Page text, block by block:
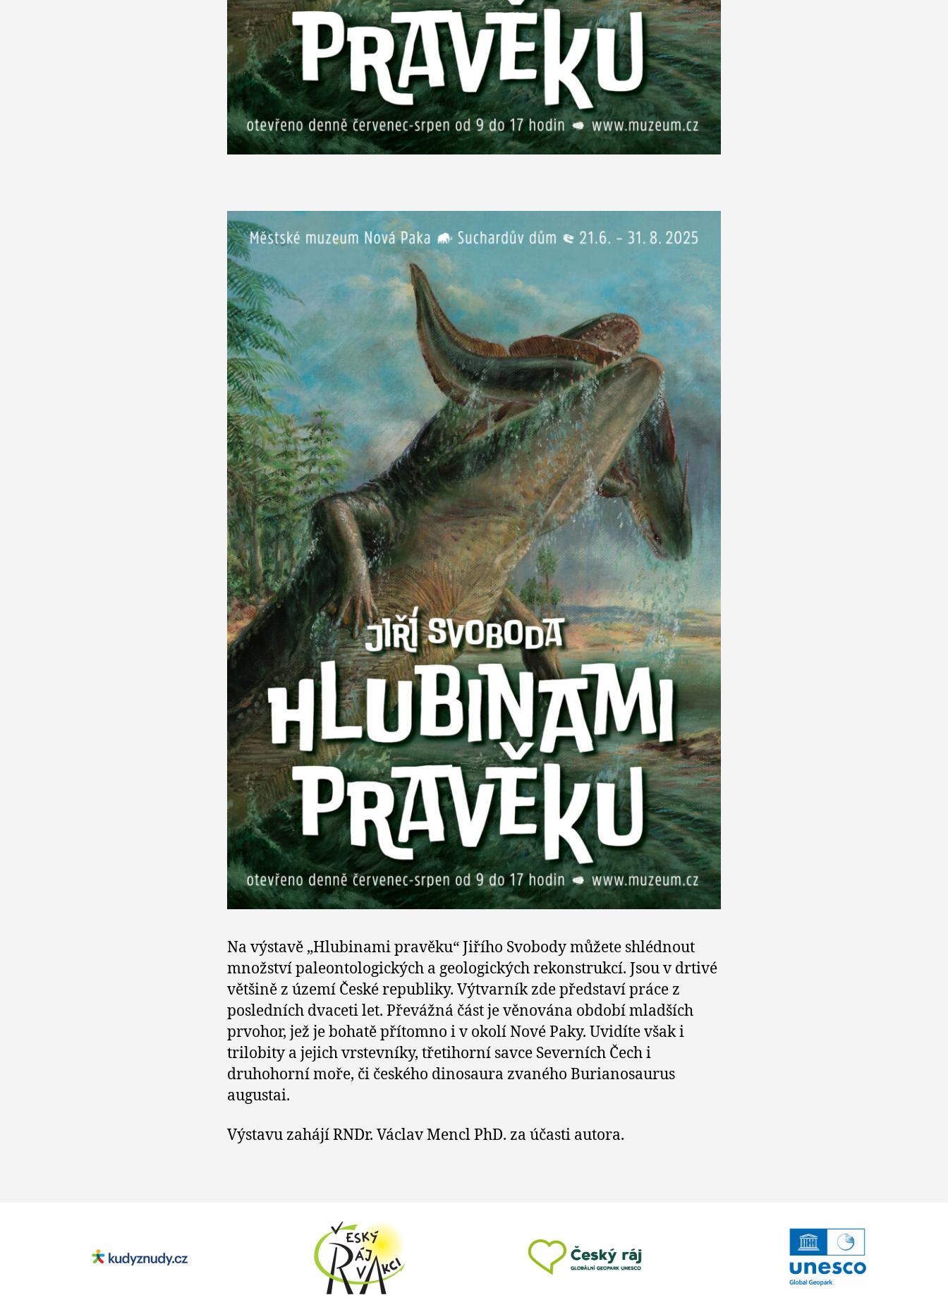
Na výstavě „Hlubinami pravěku“ Jiřího Svobody můžete shlédnout
množství paleontologických a geologických rekonstrukcí. Jsou v drtivé
většině z území České republiky. Výtvarník zde představí práce z
posledních dvaceti let. Převážná část je věnována období mladších
prvohor, jež je bohatě přítomno i v okolí Nové Paky. Uvidíte však i
trilobity a jejich vrstevníky, třetihorní savce Severních Čech i
druhohorní moře, či českého dinosaura zvaného Burianosaurus
augustai.
Výstavu zahájí RNDr. Václav Mencl PhD. za účasti autora.